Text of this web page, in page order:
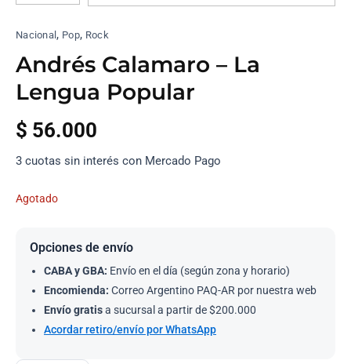
Nacional , Pop, Rock
Andrés Calamaro – La
Lengua Popular
$ 56.000
3 cuotas sin interés con Mercado Pago
Agotado
Opciones de envío
CABA y GBA: Envío en el día (según zona y horario)
Encomienda: Correo Argentino PAQ-AR por nuestra web
Envío gratisa sucursal a partir de $200.000
Acordar retiro/envío por WhatsApp